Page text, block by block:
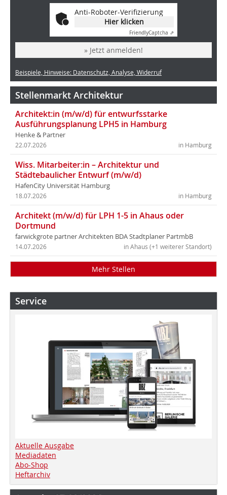
Anti-Roboter-Verifizierung
Hier klicken
FriendlyCaptcha ⇗
» Jetzt anmelden!
Beispiele, Hinweise: Datenschutz, Analyse, Widerruf
Stellenmarkt Architektur
Architekt:in (m/w/d) für entwurfsstarke
Ausführungsplanung LPH5 in Hamburg
Henke & Partner
in Hamburg
22.07.2026
Wiss. Mitarbeiter:in – Architektur und
Städtebaulicher Entwurf (m/w/d)
HafenCity Universität Hamburg
in Hamburg
18.07.2026
Architekt (m/w/d) für LPH 1-5 in Ahaus oder
Dortmund
farwickgrote partner Architekten BDA Stadtplaner PartmbB
in Ahaus (+1 weiterer Standort)
14.07.2026
Mehr Stellen
Service
Aktuelle Ausgabe
Mediadaten
Abo-Shop
Heftarchiv